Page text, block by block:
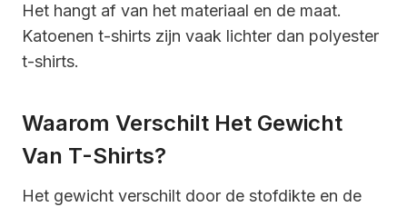
Het hangt af van het materiaal en de maat.
Katoenen t-shirts zijn vaak lichter dan polyester
t-shirts.
Waarom Verschilt Het Gewicht
Van T-Shirts?
Het gewicht verschilt door de stofdikte en de